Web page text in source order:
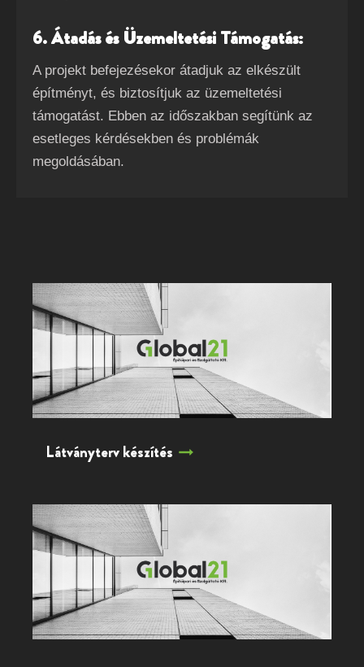
6. Átadás és Üzemeltetési Támogatás:
A projekt befejezésekor átadjuk az elkészült
építményt, és biztosítjuk az üzemeltetési
támogatást. Ebben az időszakban segítünk az
esetleges kérdésekben és problémák
megoldásában.
Látványterv készítés